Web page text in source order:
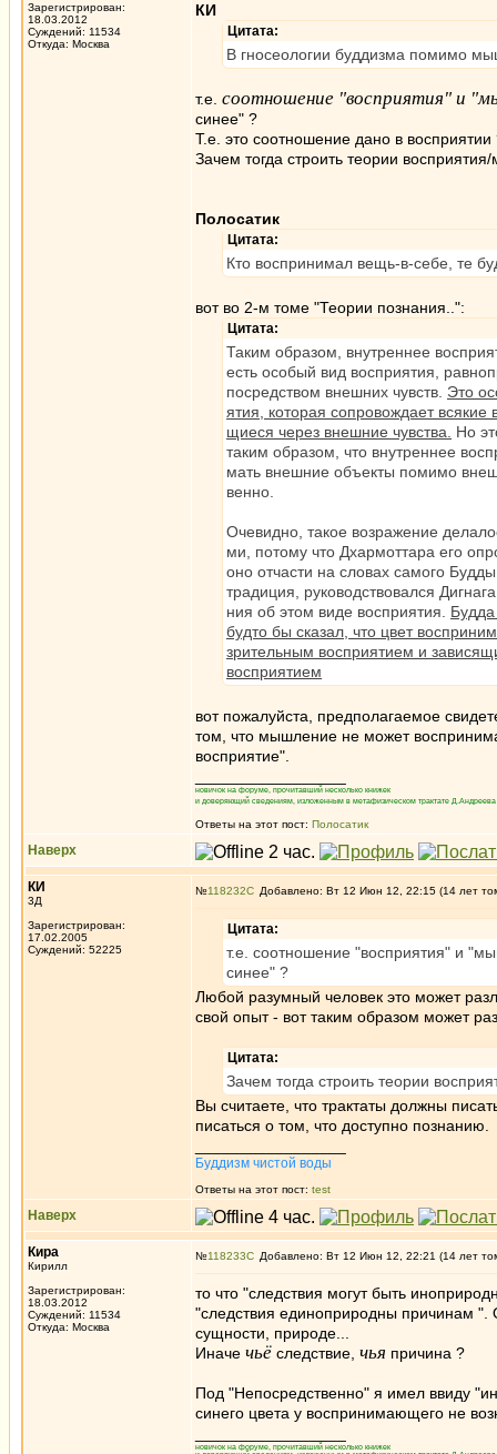
Зарегистрирован:
18.03.2012
Суждений: 11534
Откуда: Москва
КИ
Цитата:
В гносеологии буддизма помимо
т.е. соотношение "восприятия" и
синее" ?
Т.е. это соотношение дано в восприятии
Зачем тогда строить теории
Полосатик
Цитата:
Кто воспринимал вещь-в-себе, те
вот во 2-м томе "Теории познания..":
Цитата:
Таким образом, внутреннее
есть особый вид восприятия,
посредством внешних чувств. Это
ятия, которая сопровождает
щиеся через внешние чувства.
Но
таким образом, что внутреннее
мать внешние объекты помимо
венно.
Очевидно, такое возражение
ми, потому что Дхармоттара его
оно отчасти на словах самого
традиция, руководствовался
ния об этом виде восприятия.
будто бы сказал, что цвет
зрительным восприятием и
восприятием
вот пожалуйста, предполагаемое
том, что мышление не может
восприятие".
новичок на форуме, прочитавший несколько книжек
и доверяющий сведениям, изложенным в метафизическом трактате
Ответы на этот пост: Полосатик
Наверх
КИ
3Д
Зарегистрирован:
17.02.2005
Суждений: 52225
№118232 Добавлено: Вт 12 Июн 12, 22:15 (14 лет
Цитата:
т.е. соотношение "восприятия" и
синее" ?
Любой разумный человек это может
свой опыт - вот таким образом может
Цитата:
Зачем тогда строить теории
Вы считаете, что трактаты должны
писаться о том, что доступно познанию.
Буддизм чистой воды
Ответы на этот пост: test
Наверх
Кира
Кирилл
Зарегистрирован:
18.03.2012
Суждений: 11534
Откуда: Москва
№118233 Добавлено: Вт 12 Июн 12, 22:21 (14 лет
то что "следствия могут быть
"следствия единоприродны причинам ".
сущности, природе...
Иначе чьё следствие, чья причина ?
Под "Непосредственно" я имел ввиду
синего цвета у воспринимающего не
новичок на форуме, прочитавший несколько книжек